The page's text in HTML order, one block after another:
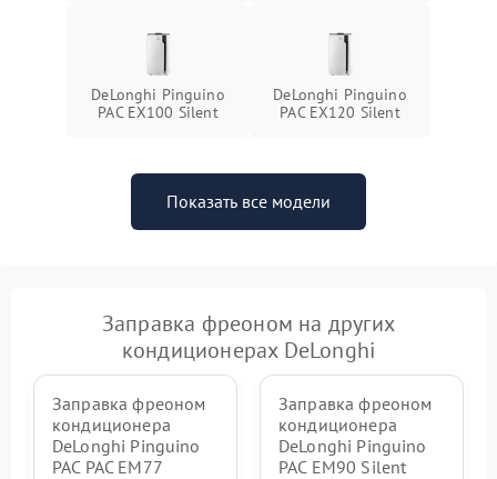
DeLonghi Pinguino
PAC EX100 Silent
DeLonghi Pinguino
PAC EX120 Silent
Показать все модели
Заправка фреоном на других
кондиционерах DeLonghi
Заправка фреоном
кондиционера
DeLonghi Pinguino
PAC PAC EM77
Заправка фреоном
кондиционера
DeLonghi Pinguino
PAC EM90 Silent